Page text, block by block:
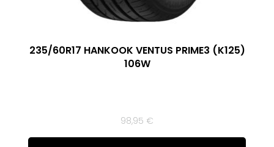
235/60R17 HANKOOK VENTUS PRIME3 (K125)
106W
98,95 €